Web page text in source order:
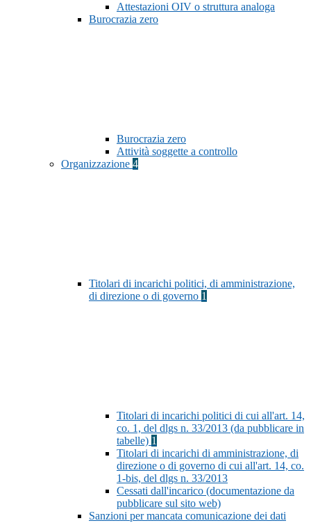
Attestazioni OIV o struttura analoga
Burocrazia zero
Burocrazia zero
Attività soggette a controllo
Organizzazione 4
Titolari di incarichi politici, di amministrazione,
di direzione o di governo 1
Titolari di incarichi politici di cui all'art. 14,
co. 1, del dlgs n. 33/2013 (da pubblicare in
tabelle) 1
Titolari di incarichi di amministrazione, di
direzione o di governo di cui all'art. 14, co.
1-bis, del dlgs n. 33/2013
Cessati dall'incarico (documentazione da
pubblicare sul sito web)
Sanzioni per mancata comunicazione dei dati